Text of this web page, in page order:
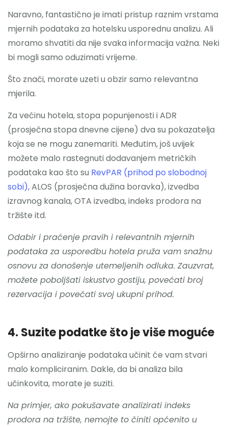
Naravno, fantastično je imati pristup raznim vrstama
mjernih podataka za hotelsku usporednu analizu. Ali
moramo shvatiti da nije svaka informacija važna. Neki
bi mogli samo oduzimati vrijeme.
Što znači, morate uzeti u obzir samo relevantna
mjerila.
Za većinu hotela, stopa popunjenosti iADR
(prosječna stopa dnevne cijene) dva su pokazatelja
koja se ne mogu zanemariti. Međutim, još uvijek
možete malo rastegnuti dodavanjem metričkih
podataka kao što su RevPAR (prihod po slobodnoj
sobi),ALOS (prosječna dužina boravka), izvedba
izravnog kanala, OTA izvedba, indeks prodora na
tržište itd.
Odabir i praćenje pravih i relevantnih mjernih
podataka za usporedbu hotela pruža vam snažnu
osnovu za donošenje utemeljenih odluka. Zauzvrat,
možete poboljšati iskustvo gostiju, povećati broj
rezervacija i povećati svoj ukupni prihod.
4. Suzite podatke što je više moguće
Opširno analiziranje podataka učinit će vam stvari
malo kompliciranim. Dakle, da bi analiza bila
učinkovita, morate je suziti.
Na primjer, ako pokušavate analizirati indeks
prodora na tržište, nemojte to činiti općenito u